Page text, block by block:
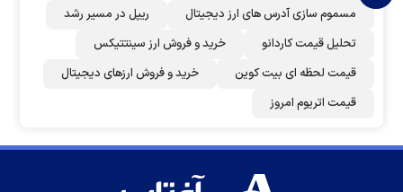
مسموم سازی آدرس های ارز دیجیتال
ریپل در مسیر رشد
تحلیل قیمت کاردانو
خرید و فروش ارز سینتتیکس
قیمت لحظه ای بیت کوین
خرید و فروش ارزهای دیجیتال
قیمت اتریوم امروز